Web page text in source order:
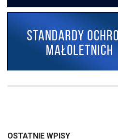
OSTATNIE WPISY